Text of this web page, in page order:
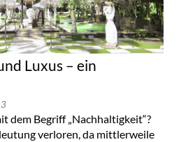
Luxus – ein
dem Begriff „Nachhaltigkeit“?
verloren, da mittlerweile